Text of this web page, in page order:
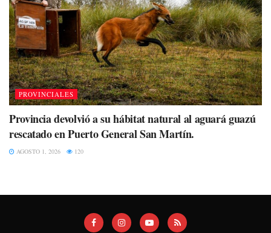
PROVINCIALES
Provincia devolvió a su hábitat natural al aguará guazú
rescatado en Puerto General San Martín.
AGOSTO 1, 2026 120